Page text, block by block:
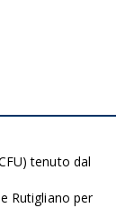
tenuto dal
Rutigliano per